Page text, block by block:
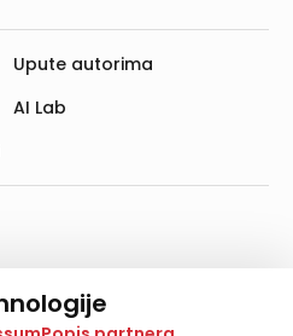
Upute autorima
AI Lab